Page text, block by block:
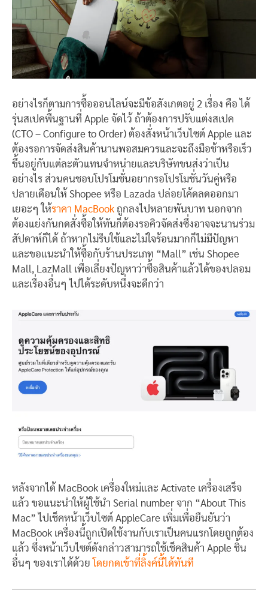
อย่างไรก็ตามการซื้อออนไลน์จะมีข้อสังเกตอยู่ 2 เรื่อง คือ ได้
รุ่นสเปคพื้นฐานที่ Apple จัดไว้ ถ้าต้องการปรับแต่งสเปค
(CTO – Configure to Order) ต้องสั่งหน้าเว็บไซต์ Apple และ
ต้องรอการจัดส่งสินค้านานพอสมควรและจะถึงมือช้าหรือเร็ว
ขึ้นอยู่กับแต่ละตัวแทนจำหน่ายและบริษัทขนส่งว่าเป็น
อย่างไร ส่วนคนชอบโปรโมชั่นอยากรอโปรโมชั่นวันคู่หรือ
ปลายเดือนให้ Shopee หรือ Lazada ปล่อยโค้ดลดออกมา
เยอะๆ ให้ราคา MacBook ถูกลงไปหลายพันบาท นอกจาก
ต้องแย่งกันกดสั่งซื้อให้ทันก็ต้องรอคิวจัดส่งซึ่งอาจจะนานร่วม
สัปดาห์ก็ได้ ถ้าหากไม่รีบใช้และไม่ใจร้อนมากก็ไม่มีปัญหา
และขอแนะนำให้ซื้อกับร้านประเภท “Mall” เช่น Shopee
Mall, LazMall เพื่อเลี่ยงปัญหาว่าซื้อสินค้าแล้วได้ของปลอม
และเรื่องอื่นๆ ไปได้ระดับหนึ่งจะดีกว่า
หลังจากได้ MacBook เครื่องใหม่และ Activate เครื่องเสร็จ
แล้ว ขอแนะนำให้ผู้ใช้นำ Serial number จาก “About This
Mac” ไปเช็คหน้าเว็บไซต์ AppleCare เพิ่มเพื่อยืนยันว่า
MacBook เครื่องนี้ถูกเปิดใช้งานกับเราเป็นคนแรกโดยถูกต้อง
แล้ว ซึ่งหน้าเว็บไซต์ดังกล่าวสามารถใช้เช็คสินค้า Apple ชิ้น
อื่นๆ ของเราได้ด้วย โดยกดเข้าที่ลิ้งค์นี้ได้ทันที